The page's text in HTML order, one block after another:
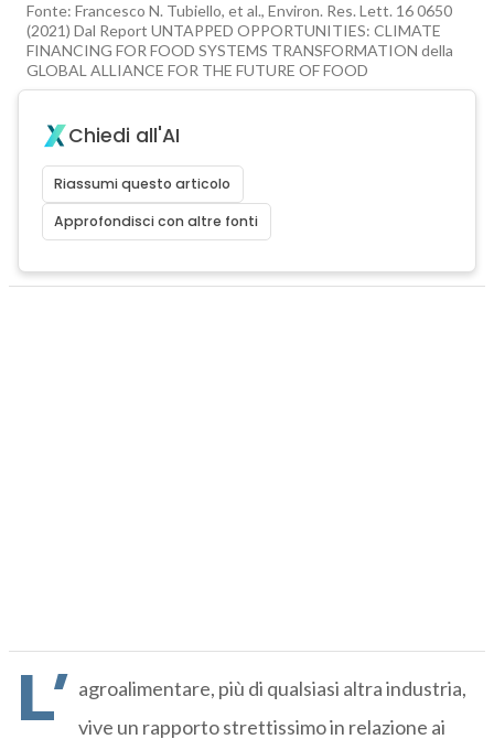
Fonte: Francesco N. Tubiello, et al., Environ. Res. Lett. 16 0650
(2021) Dal Report UNTAPPED OPPORTUNITIES: CLIMATE
FINANCING FOR FOOD SYSTEMS TRANSFORMATION della
GLOBAL ALLIANCE FOR THE FUTURE OF FOOD
Chiedi all'AI
Riassumi questo articolo
Approfondisci con altre fonti
L’ agroalimentare, più di qualsiasi altra industria,
vive un rapporto strettissimo in relazione ai